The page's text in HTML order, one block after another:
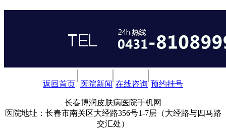
返回首页 医院新闻 在线咨询 预约挂号
长春博润皮肤病医院手机网
医院地址：长春市南关区大经路356号1-7层（大经路与四马路
交汇处）